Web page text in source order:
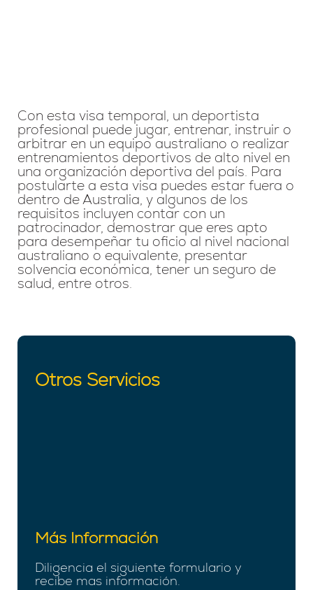
Otros Servicios
Más Información
Diligencia el siguiente formulario y
recibe mas información.
Con esta visa temporal, un deportista
profesional puede jugar, entrenar, instruir o
arbitrar en un equipo australiano o realizar
entrenamientos deportivos de alto nivel en
una organización deportiva del país. Para
postularte a esta visa puedes estar fuera o
dentro de Australia, y algunos de los
requisitos incluyen contar con un
patrocinador, demostrar que eres apto
para desempeñar tu oficio al nivel nacional
australiano o equivalente, presentar
solvencia económica, tener un seguro de
salud, entre otros.